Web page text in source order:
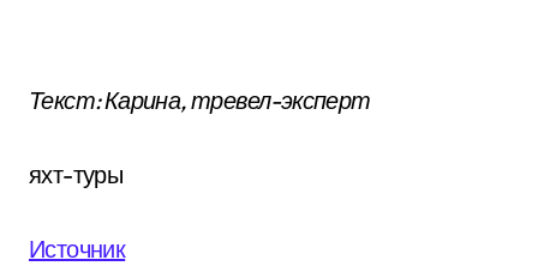
Текст: Карина, тревел-эксперт
яхт-туры
Источник